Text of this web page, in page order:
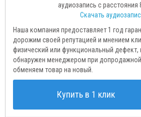
аудиозапись с расстояния
Скачать
Наша компания предоставляет 1 год
дорожим своей репутацией и мнением
физический или функциональный дефект,
обнаружен менеджером при
обменяем товар на новый.
Купить в 1 клик